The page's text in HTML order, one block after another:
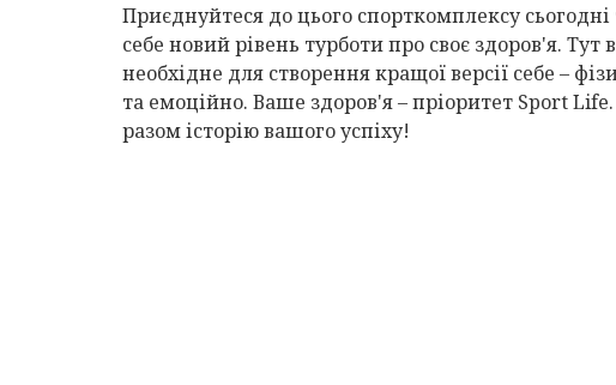
Приєднуйтеся до цього спорткомплексу
себе новий рівень турботи про своє здоров'я. Тут
необхідне для створення кращої версії себе –
та емоційно. Ваше здоров'я – пріоритет Sport
разом історію вашого успіху!